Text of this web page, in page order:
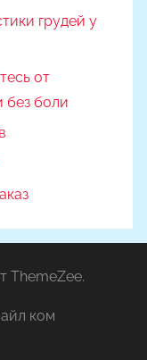
грудей у
от
без боли
ThemeZee.
ком